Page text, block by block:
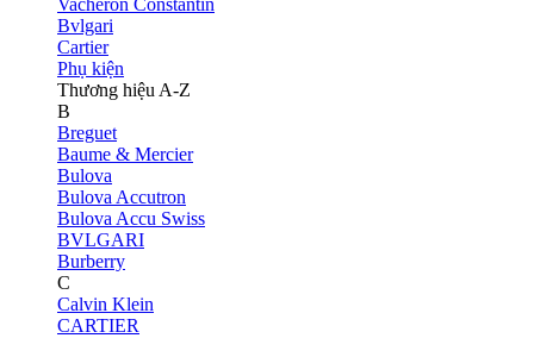
Vacheron Constantin
Bvlgari
Cartier
Phụ kiện
Thương hiệu A-Z
B
Breguet
Baume & Mercier
Bulova
Bulova Accutron
Bulova Accu Swiss
BVLGARI
Burberry
C
Calvin Klein
CARTIER